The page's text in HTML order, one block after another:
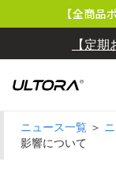
ニュース一覧 ＞
影響について
【全商品
【LINE
【定